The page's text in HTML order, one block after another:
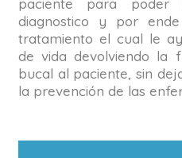
paciente para poder
diagnostico y por
tratamiento el cual le
de vida devolviendo la
bucal al paciente, sin
la prevención de las